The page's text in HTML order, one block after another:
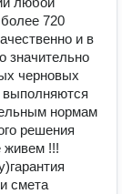
720
и в
значительно
черновых
нормам
решения
живем !!!
смета